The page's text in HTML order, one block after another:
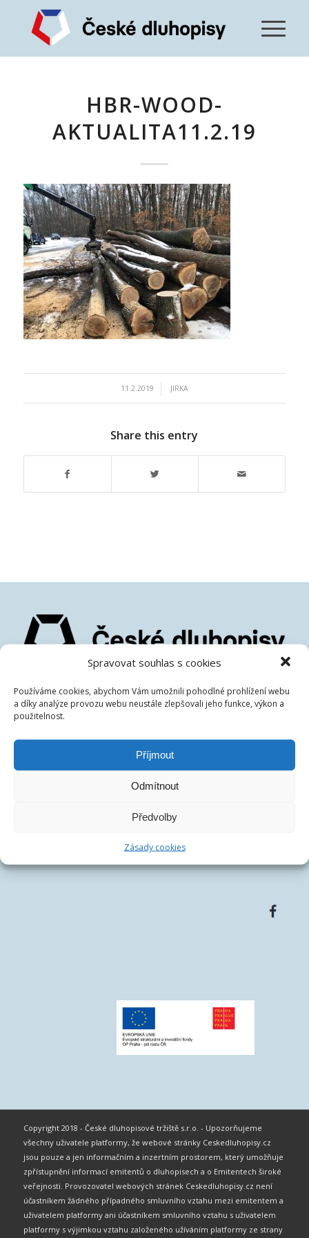
Spravovat souhlas s cookies
Používáme cookies, abychom Vám umožnili pohodlné prohlížení webu
a díky analýze provozu webu neustále zlepšovali jeho funkce, výkon a
použitelnost.
Příjmout
Odmítnout
Předvolby
Zásady cookies
HBR-WOOD-
AKTUALITA11.2.19
11.2.2019 JIRKA
Share this entry
České dluhopisové tržiště s.r.o.
IČ:07486278
DIČ:CZ07486278
Email:
Copyright 2018 - České dluhopisové tržiště s.r.o. - Upozorňujeme
všechny uživatele platformy, že webové stránky Ceskedluhopisy.cz
jsou pouze a jen informačním a inzertním prostorem, který umožňuje
zpřístupnění informací emitentů o dluhopisech a o Emitentech široké
veřejnosti. Provozovatel webových stránek Ceskedluhopisy.cz není
účastníkem žádného případného smluvního vztahu mezi emitentem a
uživatelem platformy ani účastníkem smluvního vztahu s uživatelem
platformy s výjimkou vztahu založeného užíváním platformy ze strany